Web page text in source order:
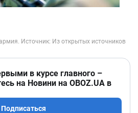
в курсе главного –
на Новини на OBOZ.UA в
Подписаться